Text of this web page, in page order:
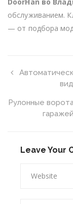
обслуживанием.
— от подбора
Рулонные
Leave Your